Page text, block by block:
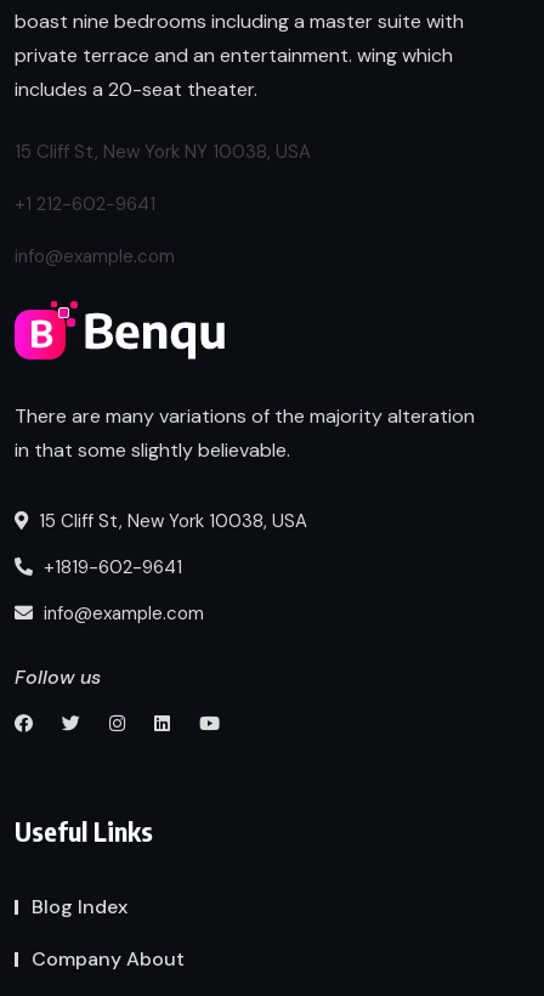
boast nine bedrooms including a master suite with
private terrace and an entertainment. wing which
includes a 20-seat theater.
15 Cliff St, New York NY 10038, USA
+1 212-602-9641
info@example.com
There are many variations of the majority alteration
in that some slightly believable.
15 Cliff St, New York 10038, USA
+1819-602-9641
info@example.com
Follow us
Useful Links
Blog Index
Company About